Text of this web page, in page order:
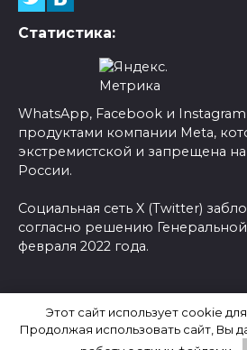
Статистика:
WhatsApp, Facebook и Instagram
продуктами компании Meta,
экстремистской и запрещена
России.
Социальная сеть X (Twitter)
согласно решению
февраля 2022 года.
Последние новости России
Этот сайт использует cookie
Продолжая использовать сайт, Вы